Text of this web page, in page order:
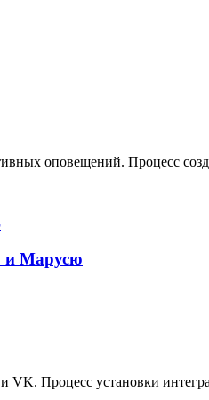
оповещений. Процесс
и Марусю
Процесс установки